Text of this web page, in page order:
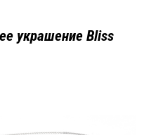
украшение Bliss